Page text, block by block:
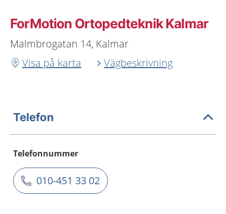
ForMotion Ortopedteknik Kalmar
Malmbrogatan 14, Kalmar
Visa på karta
Vägbeskrivning
Telefon
Telefonnummer
010-451 33 02